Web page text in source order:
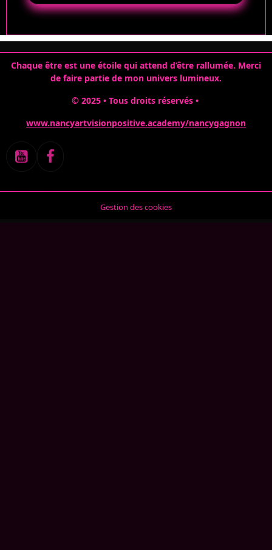
Chaque être est une étoile qui attend d’être rallumée. Merci
de faire partie de mon univers lumineux.
© 2025 • Tous droits réservés •
www.nancyartvisionpositive.academy/nancygagnon
Gestion des cookies